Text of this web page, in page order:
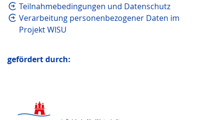
Teilnahmebedingungen und Datenschutz
Verarbeitung personenbezogener Daten im
Projekt WISU
gefördert durch: